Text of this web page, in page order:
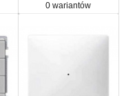
0 wariantów